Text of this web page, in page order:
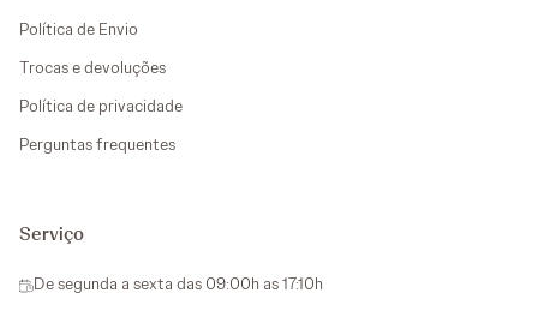
Política de Envio
Trocas e devoluções
Política de privacidade
Perguntas frequentes
Serviço
De segunda a sexta das 09:00h as 17:10h